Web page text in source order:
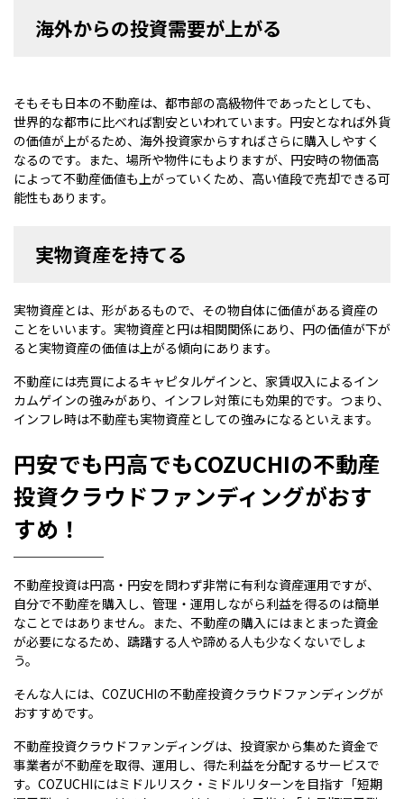
海外からの投資需要が上がる
そもそも日本の不動産は、都市部の高級物件であったとしても、
世界的な都市に比べれば割安といわれています。円安となれば外貨
の価値が上がるため、海外投資家からすればさらに購入しやすく
なるのです。また、場所や物件にもよりますが、円安時の物価高
によって不動産価値も上がっていくため、高い値段で売却できる可
能性もあります。
実物資産を持てる
実物資産とは、形があるもので、その物自体に価値がある資産の
ことをいいます。実物資産と円は相関関係にあり、円の価値が下が
ると実物資産の価値は上がる傾向にあります。
不動産には売買によるキャピタルゲインと、家賃収入によるイン
カムゲインの強みがあり、インフレ対策にも効果的です。つまり、
インフレ時は不動産も実物資産としての強みになるといえます。
円安でも円高でもCOZUCHIの不動産
投資クラウドファンディングがおす
すめ！
不動産投資は円高・円安を問わず非常に有利な資産運用ですが、
自分で不動産を購入し、管理・運用しながら利益を得るのは簡単
なことではありません。また、不動産の購入にはまとまった資金
が必要になるため、躊躇する人や諦める人も少なくないでしょ
う。
そんな人には、COZUCHIの不動産投資クラウドファンディングが
おすすめです。
不動産投資クラウドファンディングは、投資家から集めた資金で
事業者が不動産を取得、運用し、得た利益を分配するサービスで
す。COZUCHIにはミドルリスク・ミドルリターンを目指す「短期